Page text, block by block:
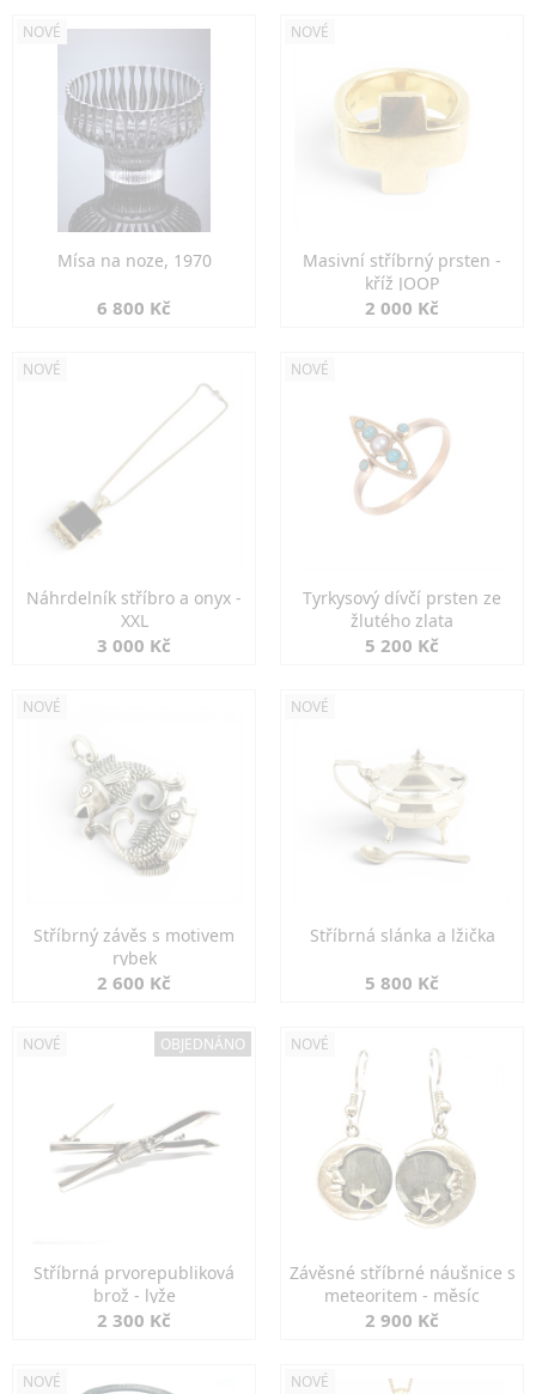
NOVÉ
Mísa na noze, 1970
6 800 Kč
NOVÉ
Masivní stříbrný prsten -
kříž JOOP
2 000 Kč
NOVÉ
Náhrdelník stříbro a onyx -
XXL
3 000 Kč
NOVÉ
Tyrkysový dívčí prsten ze
žlutého zlata
5 200 Kč
NOVÉ
Stříbrný závěs s motivem
rybek
2 600 Kč
NOVÉ
Stříbrná slánka a lžička
5 800 Kč
NOVÉ OBJEDNÁNO
Stříbrná prvorepubliková
brož - lyže
2 300 Kč
NOVÉ
Závěsné stříbrné náušnice s
meteoritem - měsíc
2 900 Kč
NOVÉ NOVÉ